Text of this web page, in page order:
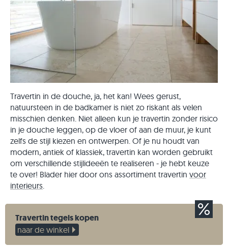
Travertin in de douche, ja, het kan! Wees gerust,
natuursteen in de badkamer is niet zo riskant als velen
misschien denken. Niet alleen kun je travertin zonder risico
in je douche leggen, op de vloer of aan de muur, je kunt
zelfs de stijl kiezen en ontwerpen. Of je nu houdt van
modern, antiek of klassiek, travertin kan worden gebruikt
om verschillende stijlideeën te realiseren - je hebt keuze
te over! Blader hier door ons assortiment travertin voor
interieurs.
Travertin tegels kopen
naar de winkel